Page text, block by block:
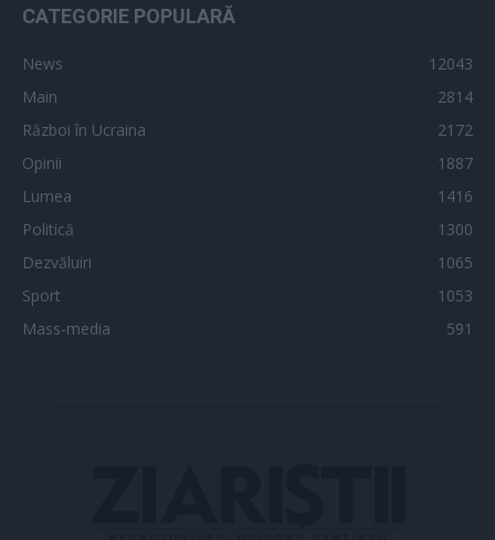
CATEGORIE POPULARĂ
News
12043
Main
2814
Război în Ucraina
2172
Opinii
1887
Lumea
1416
Politică
1300
Dezvăluiri
1065
Sport
1053
Mass-media
591